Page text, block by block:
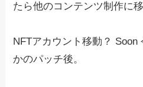
たら他のコンテンツ制作に移
NFTアカウント移動？
かのパッチ後。